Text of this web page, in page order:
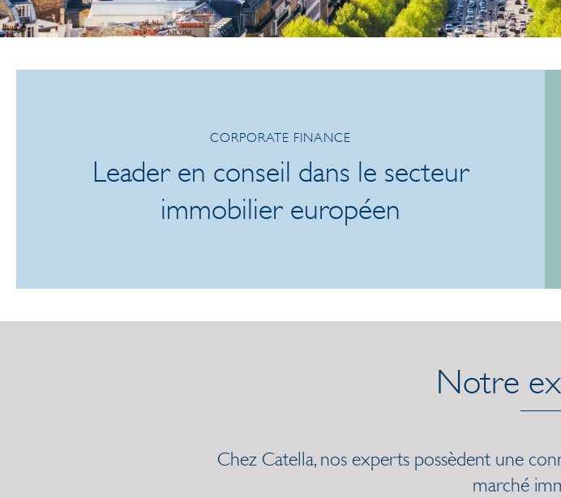
CORPORATE FINANCE
Leader en conseil dans le secteur
immobilier européen
Notre
Chez Catella, nos experts possèdent une
marché